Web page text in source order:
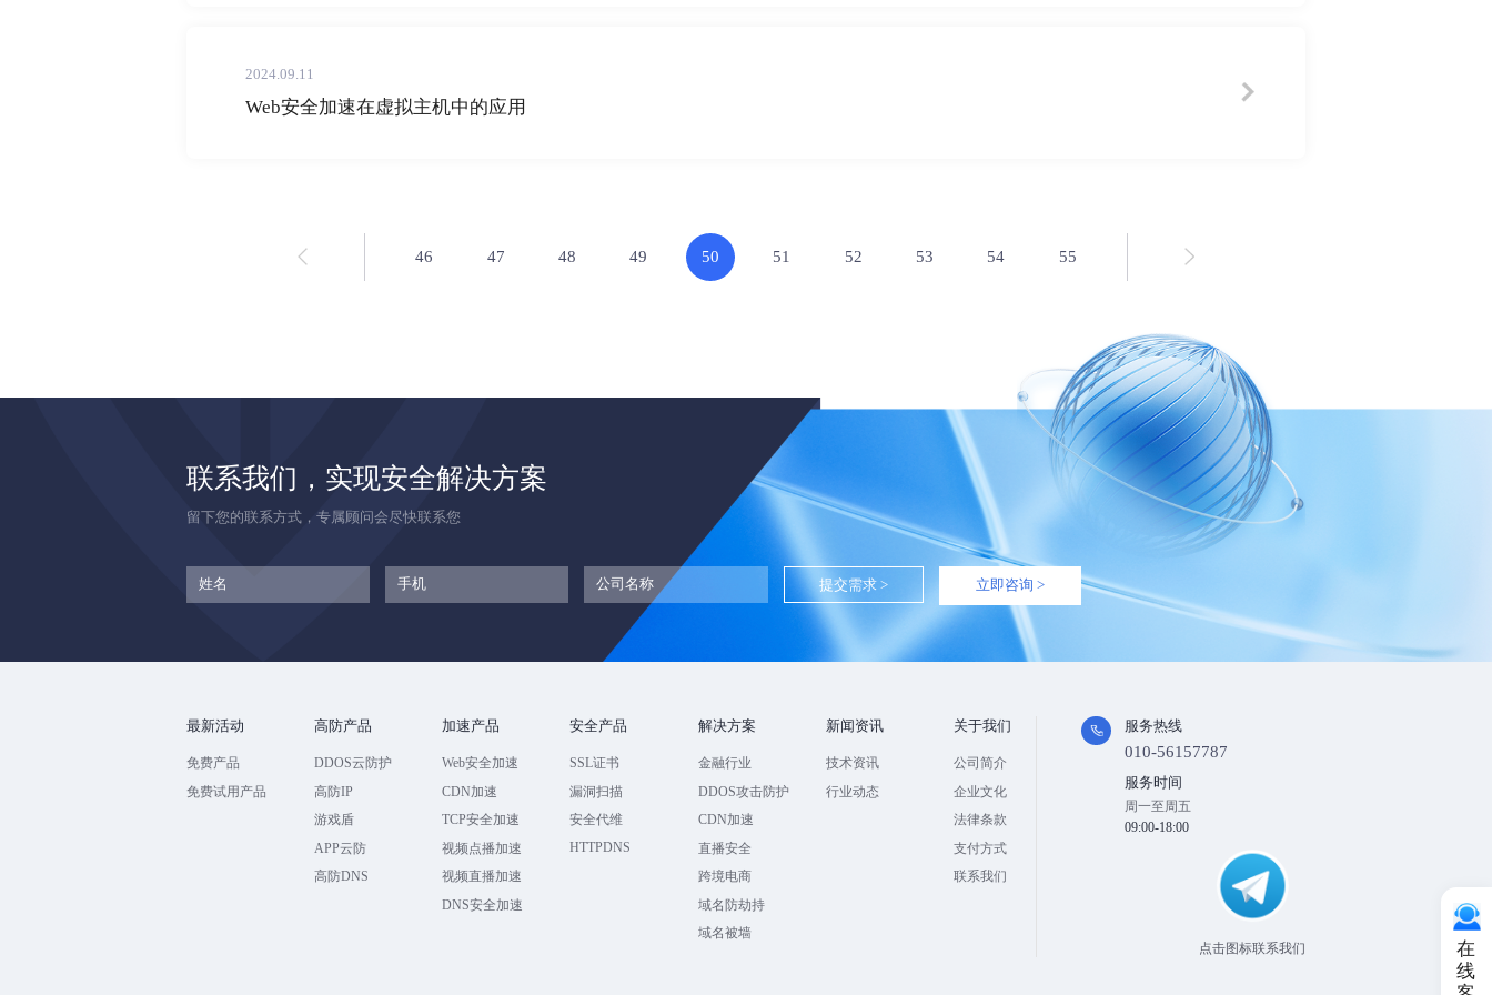
2024.09.11
Web安全加速在虚拟主机中的应用
46 47 48 49 50 51 52 53 54 55
联系我们，实现安全解决方案
留下您的联系方式，专属顾问会尽快联系您
立即咨询 >
最新活动
免费产品
免费试用产品
高防产品
DDOS云防护
高防IP
游戏盾
APP云防
高防DNS
加速产品
Web安全加速
CDN加速
TCP安全加速
视频点播加速
视频直播加速
DNS安全加速
安全产品
SSL证书
漏洞扫描
安全代维
HTTPDNS
解决方案
金融行业
DDOS攻击防护
CDN加速
直播安全
跨境电商
域名防劫持
域名被墙
新闻资讯
技术资讯
行业动态
关于我们
公司简介
企业文化
法律条款
支付方式
联系我们
服务热线
010-56157787
服务时间
周一至周五
09:00-18:00
点击图标联系我们
在
线